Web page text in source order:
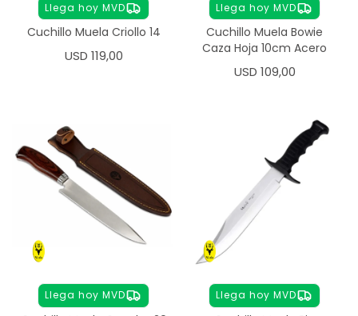
Llega hoy MVD
Cuchillo Muela Criollo 14
USD 119,00
Llega hoy MVD
Cuchillo Muela Bowie
Caza Hoja 10cm Acero
USD 109,00
Llega hoy MVD Llega hoy MVD